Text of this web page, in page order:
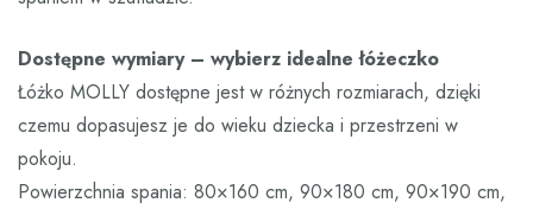
Dostępne wymiary – wybierz idealne łóżeczko
Łóżko MOLLY dostępne jest w różnych rozmiarach, dzięki
czemu dopasujesz je do wieku dziecka i przestrzeni w
pokoju.
Powierzchnia spania: 80×160 cm, 90×180 cm, 90×190 cm,